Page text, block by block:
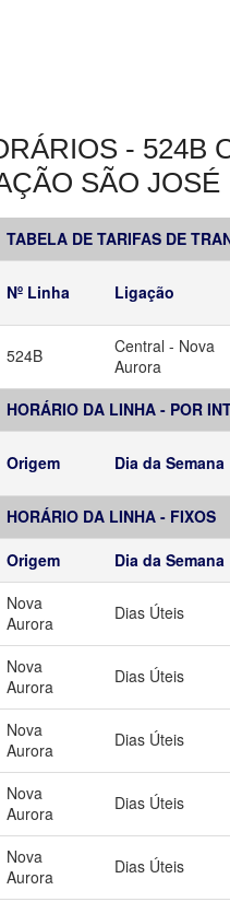
- 524B
SÃO JOSÉ
TABELA DE TARIFAS DE
Nº Linha Ligação
524B
Central - Nova
Aurora
HORÁRIO DA LINHA - POR
Origem Dia da Semana
HORÁRIO DA LINHA - FIXOS
Origem
Dia da Semana
Nova
Aurora
Dias Úteis
Nova
Aurora
Dias Úteis
Nova
Aurora
Dias Úteis
Nova
Aurora
Dias Úteis
Nova
Aurora
Dias Úteis